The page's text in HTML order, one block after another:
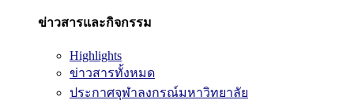
ข่าวสารและกิจกรรม
Highlights
ข่าวสารทั้งหมด
ประกาศจุฬาลงกรณ์มหาวิทยาลัย